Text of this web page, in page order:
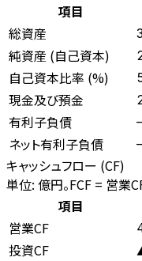
項目
総資産
純資産 (自己資本)
自己資本比率 (%)
現金及び預金
有利子負債
ネット有利子負債
キャッシュフロー (CF)
単位: 億円。FCF = 営業
項目
営業CF
投資CF